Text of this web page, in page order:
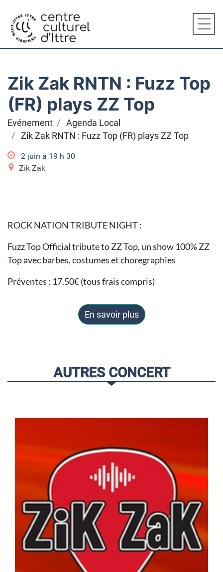
Zik Zak RNTN : Fuzz Top
(FR) plays ZZ Top
Evénement
Agenda Local
Zik Zak RNTN : Fuzz Top (FR) plays ZZ Top
2 juin à 19 h 30
Zik Zak
ROCK NATION TRIBUTE NIGHT :
Fuzz Top Official tribute to ZZ Top, un show 100% ZZ
Top avec barbes, costumes et choregraphies
Préventes : 17.50€ (tous frais compris)
En savoir plus
AUTRES CONCERT